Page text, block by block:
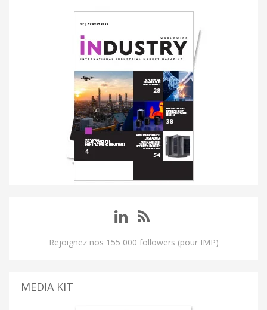
Rejoignez nos 155 000 followers (pour IMP)
MEDIA KIT